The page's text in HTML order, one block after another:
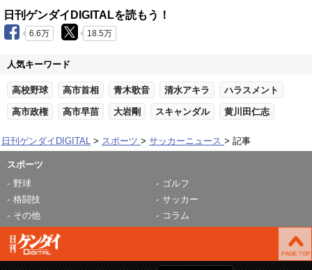
日刊ゲンダイDIGITALを読もう！
6.6万 18.5万
人気キーワード
高校野球 高市首相 青木歌音 清水アキラ ハラスメント
高市政権 高市早苗 大岩剛 スキャンダル 黄川田仁志
日刊ゲンダイDIGITAL スポーツ サッカーニュース 記事
スポーツ
野球
ゴルフ
格闘技
サッカー
その他
コラム